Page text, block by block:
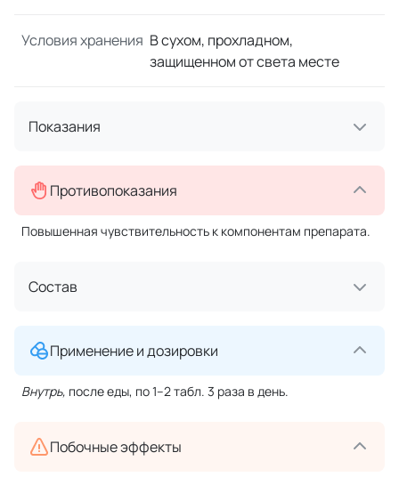
Условия хранения В сухом, прохладном,
защищенном от света месте
Показания
Противопоказания
Повышенная чувствительность к компонентам препарата.
Состав
Применение и дозировки
Внутрь, после еды, по 1–2 табл. 3 раза в день.
Побочные эффекты